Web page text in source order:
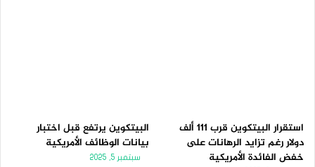
استقرار البيتكوين قرب 111 ألف
دولار رغم تزايد الرهانات على
خفض الفائدة الأمريكية
البيتكوين يرتفع قبل اختبار
بيانات الوظائف الأمريكية
سبتمبر 5, 2025